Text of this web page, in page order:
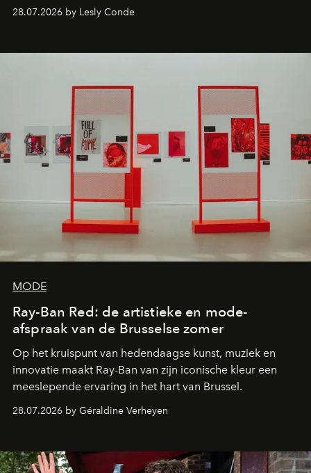
comebacks en veelbelovende nieuwe projecten: dit zijn
de releases die je niet mag missen.
28.07.2026 by Lesly Conde
MODE
Ray-Ban Red: de artistieke en mode-
afspraak van de Brusselse zomer
Op het kruispunt van hedendaagse kunst, muziek en
innovatie maakt Ray-Ban van zijn iconische kleur een
meeslepende ervaring in het hart van Brussel.
28.07.2026 by Géraldine Verheyen